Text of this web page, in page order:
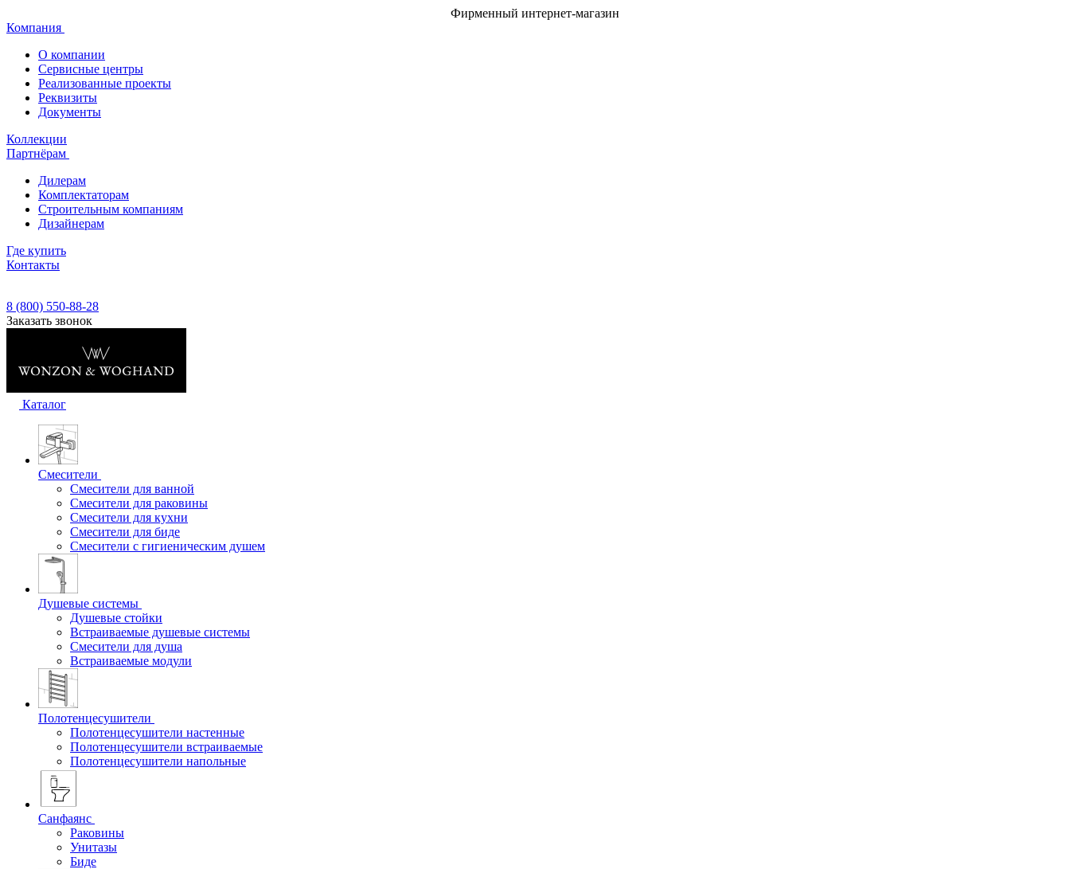
Фирменный интернет-магазин
Компания
О компании
Сервисные центры
Реализованные проекты
Реквизиты
Документы
Коллекции
Партнёрам
Дилерам
Комплектаторам
Строительным компаниям
Дизайнерам
Где купить
Контакты
8 (800) 550-88-28
Заказать звонок
Каталог
Смесители
Смесители для ванной
Смесители для раковины
Смесители для кухни
Смесители для биде
Смесители с гигиеническим душем
Душевые системы
Душевые стойки
Встраиваемые душевые системы
Смесители для душа
Встраиваемые модули
Полотенцесушители
Полотенцесушители настенные
Полотенцесушители встраиваемые
Полотенцесушители напольные
Санфаянс
Раковины
Унитазы
Биде